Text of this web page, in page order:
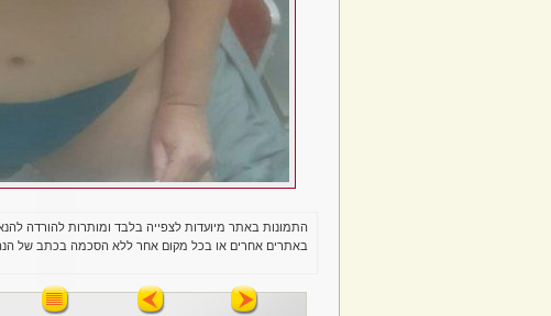
התמונות באתר מיועדות לצפייה בלבד ומותרות להורדה
באתרים אחרים או בכל מקום אחר ללא הסכמה בכתב של